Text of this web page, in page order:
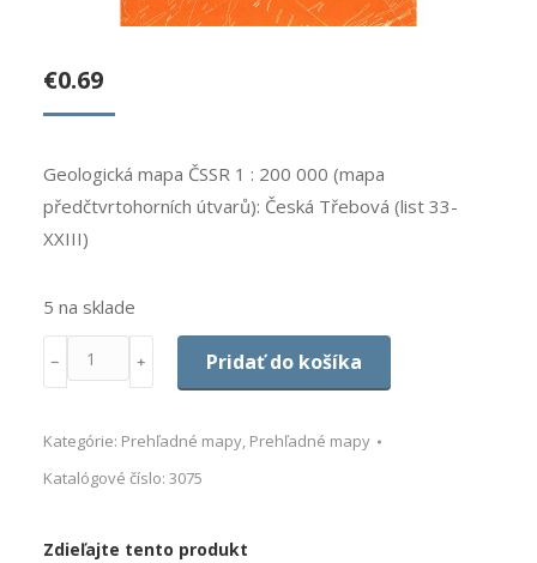
€0.69
Geologická mapa ČSSR 1 : 200 000 (mapa
předčtvrtohorních útvarů): Česká Třebová (list 33-
XXIII)
5 na sklade
Množstvo
﹣ ﹢ Pridať do košíka
Kategórie: Prehľadné mapy, Prehľadné mapy
Katalógové číslo: 3075
Zdieľajte tento produkt